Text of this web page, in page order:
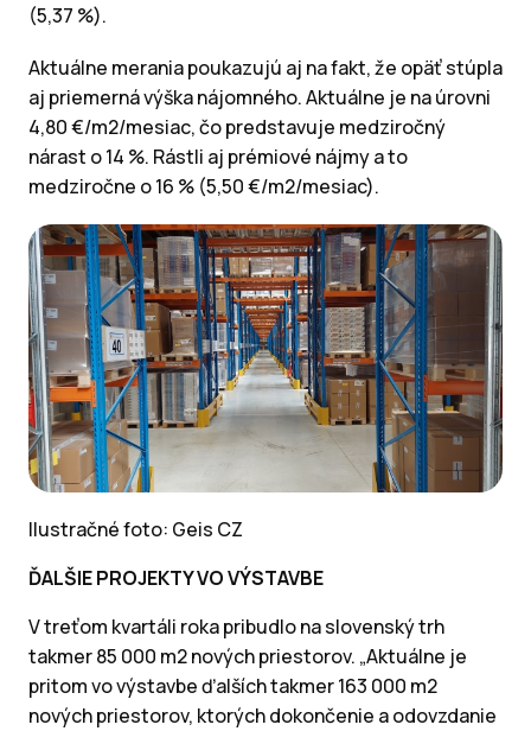
(5,37 %).
Aktuálne merania poukazujú aj na fakt, že opäť stúpla
aj priemerná výška nájomného. Aktuálne je na úrovni
4,80 €/m2/mesiac, čo predstavuje medziročný
nárast o 14 %. Rástli aj prémiové nájmy a to
medziročne o 16 % (5,50 €/m2/mesiac).
Ilustračné foto: Geis CZ
ĎALŠIE PROJEKTY VO VÝSTAVBE
V treťom kvartáli roka pribudlo na slovenský trh
takmer 85 000 m2 nových priestorov. „Aktuálne je
pritom vo výstavbe ďalších takmer 163 000 m2
nových priestorov, ktorých dokončenie a odovzdanie